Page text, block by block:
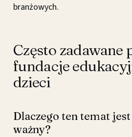
branżowych.
Często zadawane
fundacje
dzieci
Dlaczego ten temat
ważny?